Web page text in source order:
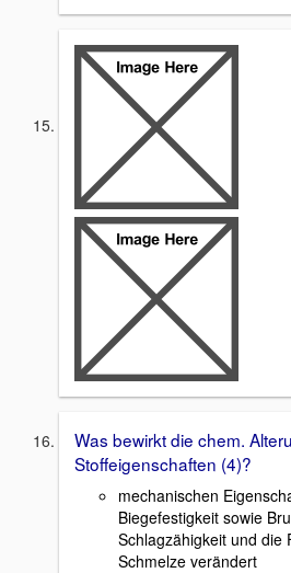
Was bewirkt die chem.
Stoffeigenschaften (4)?
mechanischen
Biegefestigkeit sowie
Schlagzähigkeit und die
Schmelze verändert